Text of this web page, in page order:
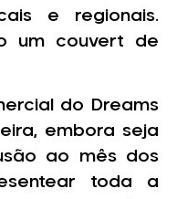
e regionais.
um couvert de
do Dreams
embora seja
ao mês dos
toda a